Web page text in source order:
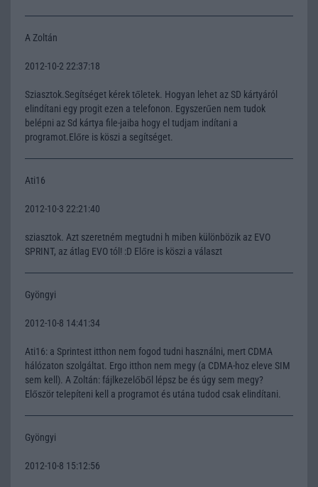
A Zoltán
2012-10-2 22:37:18
Sziasztok.Segítséget kérek tőletek. Hogyan lehet az SD kártyáról
elindítani egy progit ezen a telefonon. Egyszerűen nem tudok
belépni az Sd kártya file-jaiba hogy el tudjam indítani a
programot.Előre is köszi a segítséget.
Ati16
2012-10-3 22:21:40
sziasztok. Azt szeretném megtudni h miben különbözik az EVO
SPRINT, az átlag EVO tól! :D Előre is köszi a választ
Gyöngyi
2012-10-8 14:41:34
Ati16: a Sprintest itthon nem fogod tudni használni, mert CDMA
hálózaton szolgáltat. Ergo itthon nem megy (a CDMA-hoz eleve SIM
sem kell). A Zoltán: fájlkezelőből lépsz be és úgy sem megy?
Először telepíteni kell a programot és utána tudod csak elindítani.
Gyöngyi
2012-10-8 15:12:56